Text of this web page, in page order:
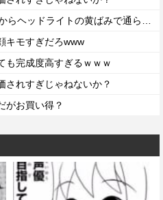
キモすぎだろwww
も完成度高すぎるｗｗｗ
されすぎじゃねないか？
がお買い得？